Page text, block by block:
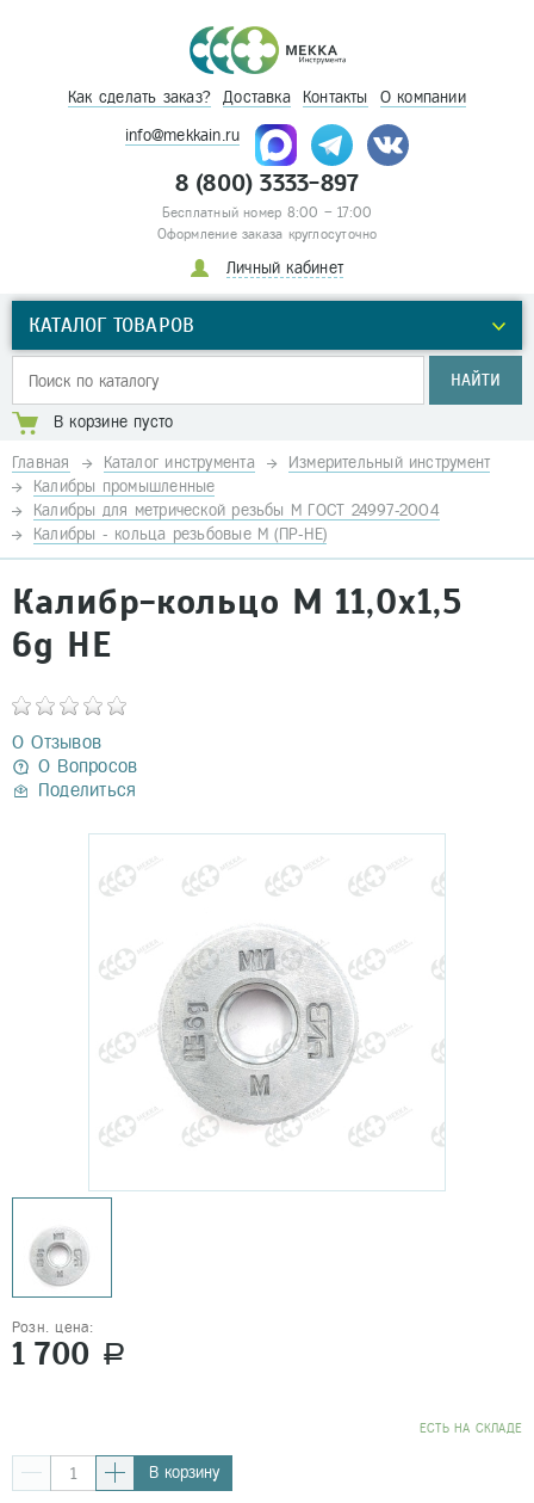
Как сделать заказ? Доставка Контакты О компании
info@mekkain.ru
8 (800) 3333-897
Бесплатный номер 8:00 – 17:00
Оформление заказа круглосуточно
Личный кабинет
КАТАЛОГ ТОВАРОВ
НАЙТИ
В корзине пусто
Главная Каталог инструмента
Измерительный инструмент
Калибры промышленные
Калибры для метрической резьбы М ГОСТ 24997-2004
Калибры - кольца резьбовые М (ПР-НЕ)
Калибр-кольцо М 11,0х1,5
6g НЕ
0 Отзывов
0 Вопросов
Поделиться
Розн. цена:
1 700 a
EСТЬ НА СКЛАДЕ
В корзину